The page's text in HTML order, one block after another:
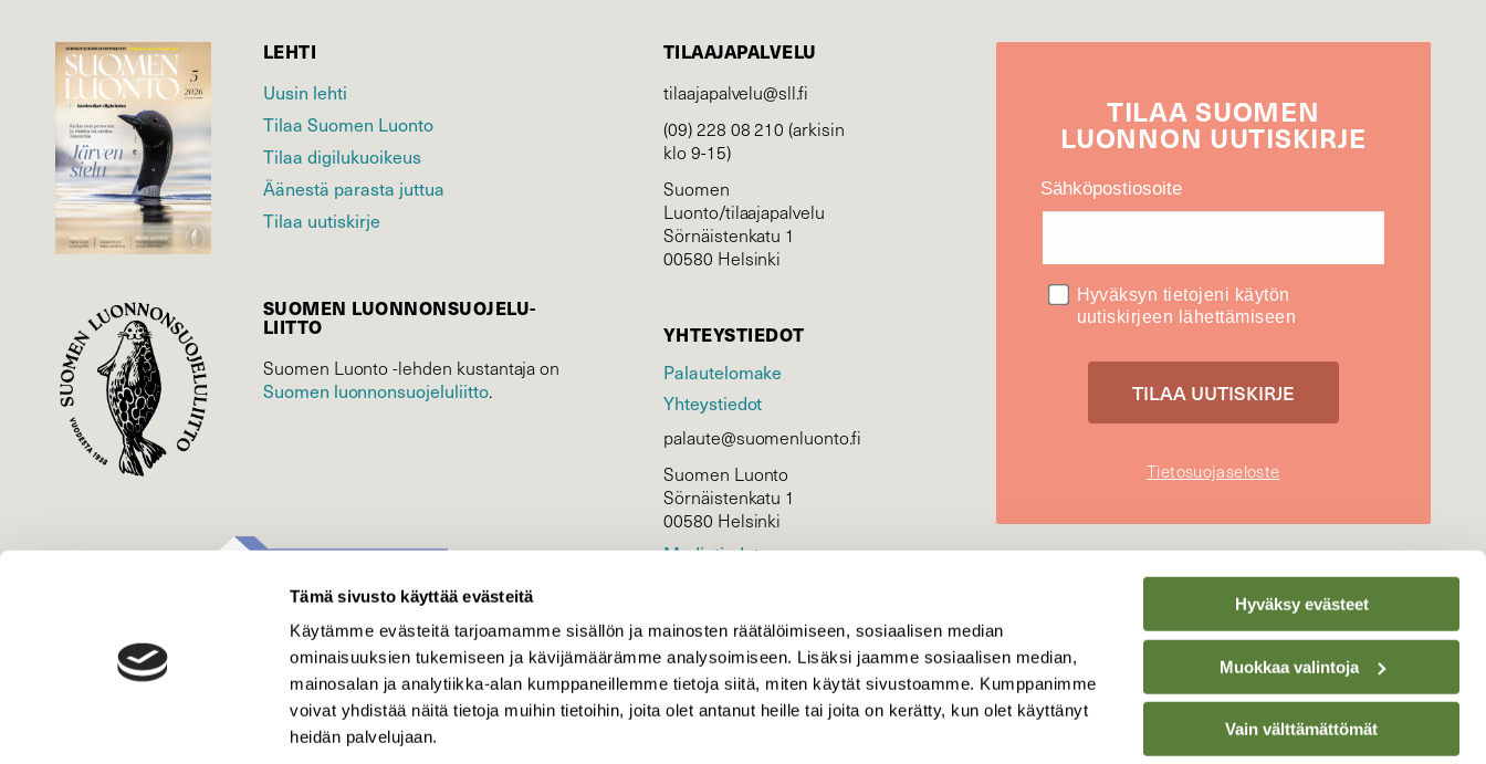
Tämä sivusto käyttää evästeitä
Käytämme evästeitä tarjoamamme sisällön ja mainosten räätälöimiseen, sosiaalisen median
ominaisuuksien tukemiseen ja kävijämäärämme analysoimiseen. Lisäksi jaamme sosiaalisen median,
mainosalan ja analytiikka-alan kumppaneillemme tietoja siitä, miten käytät sivustoamme. Kumppanimme
voivat yhdistää näitä tietoja muihin tietoihin, joita olet antanut heille tai joita on kerätty, kun olet käyttänyt
heidän palvelujaan.
Hyväksy evästeet
Muokkaa valintoja
Vain välttämättömät
LEHTI
Uusin lehti
Tilaa Suomen Luonto
Tilaa digilukuoikeus
Äänestä parasta juttua
Tilaa uutiskirje
SUOMEN LUONNON­SUOJELU­
LIITTO
Suomen Luonto -lehden kustantaja on
Suomen luonnonsuojelu­liitto.
TILAAJAPALVELU
tilaajapalvelu@sll.fi
(09) 228 08 210 (arkisin
klo 9-15)
Suomen
Luonto/tilaajapalvelu
Sörnäistenkatu 1
00580 Helsinki
YHTEYSTIEDOT
Palautelomake
Yhteystiedot
palaute@suomenluonto.fi
Suomen Luonto
Sörnäistenkatu 1
00580 Helsinki
Mediatiedot
KIRJAUDU
TILAASUOMEN
LUONNON UUTIS­KIRJE
Sähköpostiosoite
Hyväksyn tietojeni käytön
uutiskirjeen lähettämiseen
Tietosuojaseloste